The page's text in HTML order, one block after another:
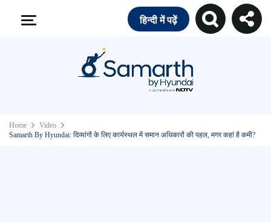
हिन्दी में पढ़ें
Home
Video
Samarth By Hyundai: दिव्यांगों के लिए कार्यस्थल में समान अधिकारों की पहल, मगर कहां है कमी?